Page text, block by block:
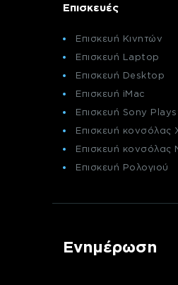
Επισκευές
Επισκευή Κινητών
Επισκευή Laptop
Επισκευή Desktop
Επισκευή iMac
Επισκευή Sony
Επισκευή κονσόλας
Επισκευή κονσόλας
Επισκευή Ρολογιού
Ενημέρωση